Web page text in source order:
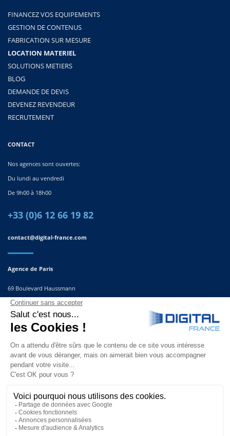
FINANCEZ VOS EQUIPEMENTS
GESTION DE CONTENUS
FABRICATION SUR MESURE
LOCATION MATERIEL
SOLUTIONS METIERS
BLOG
DEMANDE DE DEVIS
DEVENEZ REVENDEUR
RECRUTEMENT
CONTACT
Nos agences sont ouvertes:
Du lundi au vendredi
De 9h00 à 18h00
+33 (0)6 12 66 19 82
contact@digital-france.com
Agence de Paris
69 Boulevard Haussmann
75008, Paris
France
Agence du Sud-Est
291 Rue Albert Caquot
06560 Valbonne